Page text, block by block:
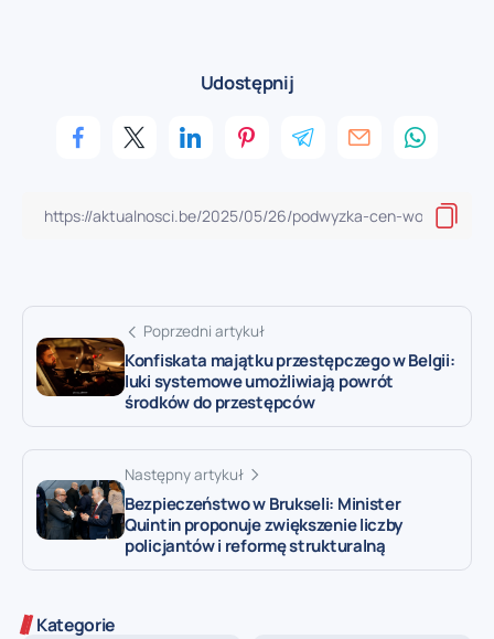
Udostępnij
Poprzedni artykuł
Konfiskata majątku przestępczego w Belgii:
luki systemowe umożliwiają powrót
środków do przestępców
Następny artykuł
Bezpieczeństwo w Brukseli: Minister
Quintin proponuje zwiększenie liczby
policjantów i reformę strukturalną
Kategorie